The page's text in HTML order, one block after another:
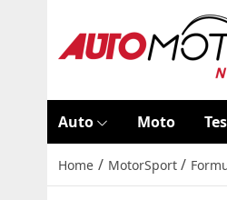
Auto Moto
Home / MotorSport /